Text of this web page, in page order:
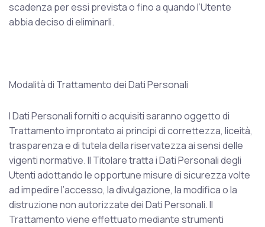
scadenza per essi prevista o fino a quando l’Utente
abbia deciso di eliminarli.
Modalità di Trattamento dei Dati Personali
I Dati Personali forniti o acquisiti saranno oggetto di
Trattamento improntato ai principi di correttezza, liceità,
trasparenza e di tutela della riservatezza ai sensi delle
vigenti normative. Il Titolare tratta i Dati Personali degli
Utenti adottando le opportune misure di sicurezza volte
ad impedire l’accesso, la divulgazione, la modifica o la
distruzione non autorizzate dei Dati Personali. Il
Trattamento viene effettuato mediante strumenti